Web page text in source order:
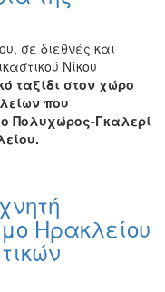
σε διεθνές και
Νίκου
ταξίδι στον χώρο
που
Πολυχώρος-Γκαλερί
Ηρακλείου